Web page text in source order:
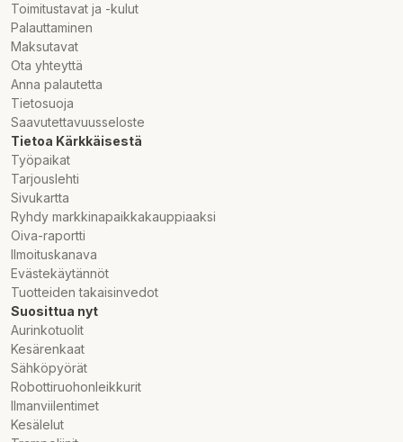
Toimitustavat ja -kulut
Palauttaminen
Maksutavat
Ota yhteyttä
Anna palautetta
Tietosuoja
Saavutettavuusseloste
Tietoa Kärkkäisestä
Työpaikat
Tarjouslehti
Sivukartta
Ryhdy markkinapaikkakauppiaaksi
Oiva-raportti
Ilmoituskanava
Evästekäytännöt
Tuotteiden takaisinvedot
Suosittua nyt
Aurinkotuolit
Kesärenkaat
Sähköpyörät
Robottiruohonleikkurit
Ilmanviilentimet
Kesälelut